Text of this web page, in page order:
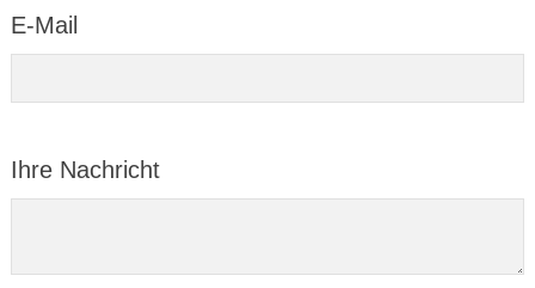
E-Mail
Ihre Nachricht